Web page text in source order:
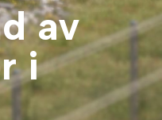
av
i